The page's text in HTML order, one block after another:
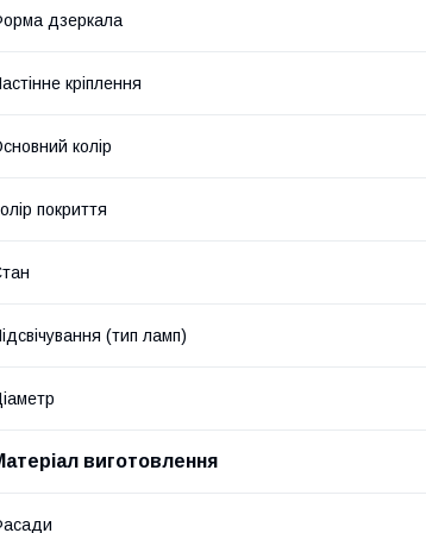
дзеркала
кріплення
колір
покриття
(тип ламп)
виготовлення